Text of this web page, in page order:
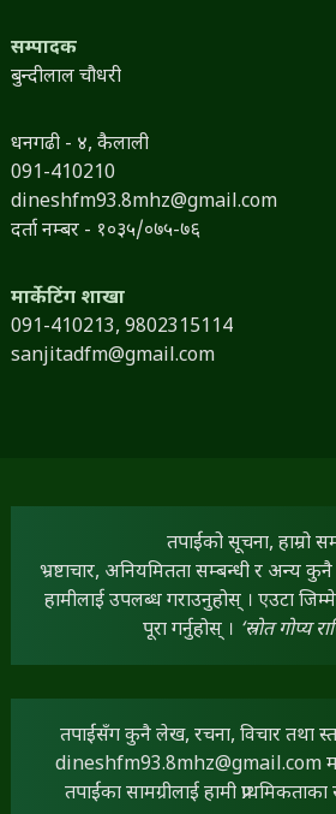
सम्पादक
बुन्दीलाल चौधरी
धनगढी - ४, कैलाली
091-410210
dineshfm93.8mhz@gmail.com
दर्ता नम्बर - १०३५/०७५-७६
मार्केटिंग शाखा
091-410213, 9802315114
sanjitadfm@gmail.com
तपाईंको सूचना, हाम्रो
भ्रष्टाचार, अनियमितता सम्बन्धी र अन्य
हामीलाई उपलब्ध गराउनुहोस् । एउटा
पूरा गर्नुहोस् । ‘स्रोत गोप्य
तपाईंसँग कुनै लेख, रचना, विचार तथा
dineshfm93.8mhz@gmail.com
तपाईंका सामग्रीलाई हामी प्राथमिकताका